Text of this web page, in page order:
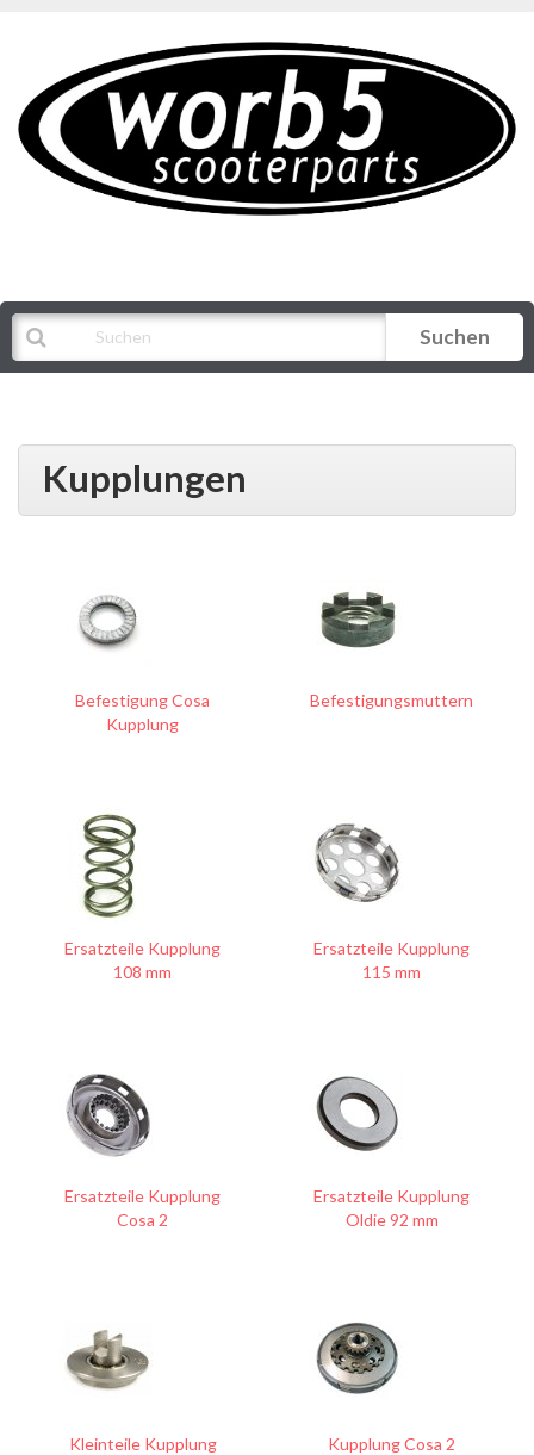
Suchen
Kupplungen
Befestigung Cosa
Kupplung
Befestigungsmuttern
Ersatzteile Kupplung
108 mm
Ersatzteile Kupplung
115 mm
Ersatzteile Kupplung
Cosa 2
Ersatzteile Kupplung
Oldie 92 mm
Kleinteile Kupplung
Kupplung Cosa 2